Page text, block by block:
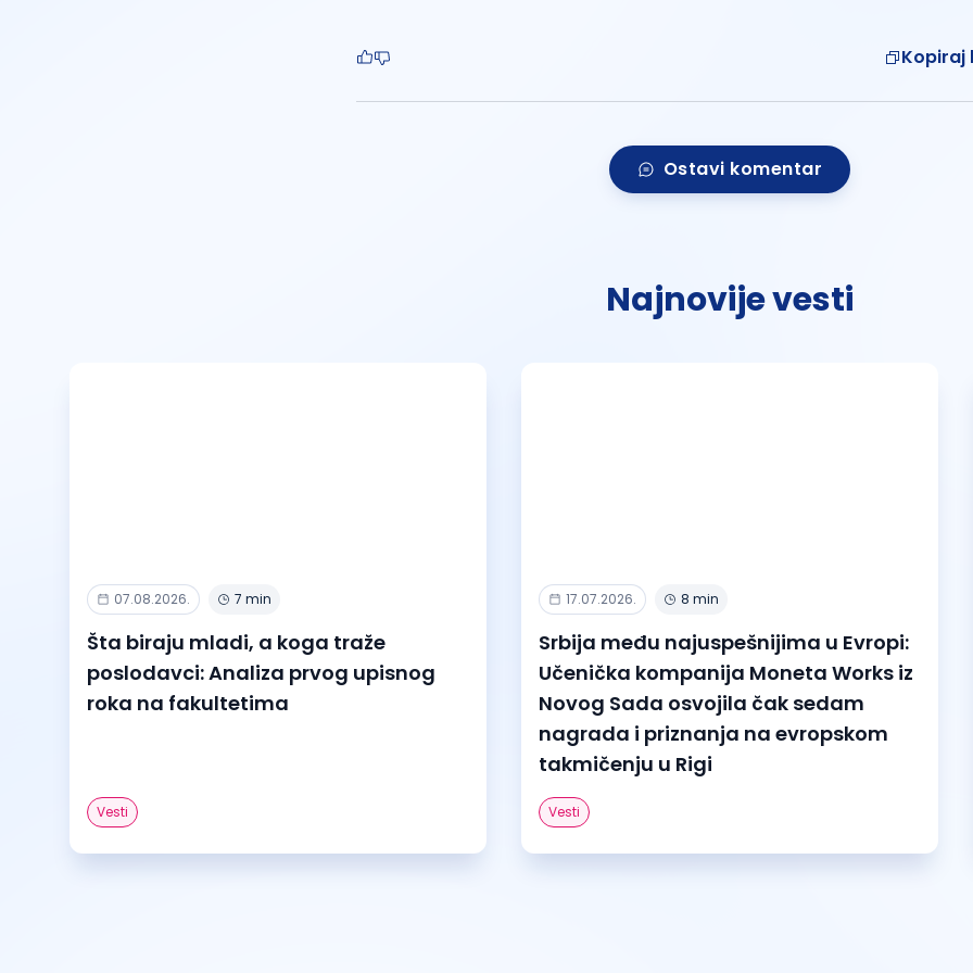
Kopiraj
Ostavi komentar
Najnovije vesti
07.08.2026. 7 min
Šta biraju mladi, a koga traže
poslodavci: Analiza prvog upisnog
roka na fakultetima
Vesti
17.07.2026. 8 min
Srbija među najuspešnijima u Evropi:
Učenička kompanija Moneta Works iz
Novog Sada osvojila čak sedam
nagrada i priznanja na evropskom
takmičenju u Rigi
Vesti